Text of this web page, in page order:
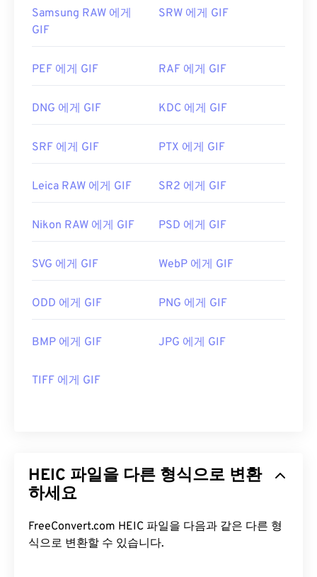
Samsung RAW 에게
GIF
SRW 에게 GIF
PEF 에게 GIF RAF 에게 GIF
DNG 에게 GIF KDC 에게 GIF
SRF 에게 GIF PTX 에게 GIF
Leica RAW 에게 GIF SR2 에게 GIF
Nikon RAW 에게 GIF PSD 에게 GIF
SVG 에게 GIF WebP 에게 GIF
ODD 에게 GIF PNG 에게 GIF
BMP 에게 GIF JPG 에게 GIF
TIFF 에게 GIF
HEIC 파일을 다른 형식으로 변환
하세요
FreeConvert.com HEIC 파일을 다음과 같은 다른 형
식으로 변환할 수 있습니다.